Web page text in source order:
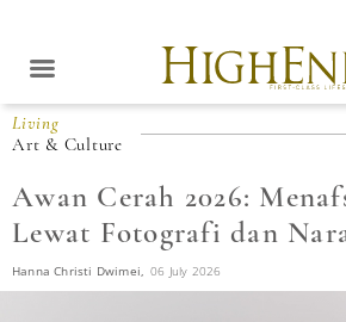
Living
Art & Culture
Awan Cerah 2026:
Lewat Fotografi dan
Hanna Christi Dwimei, 06 July 2026